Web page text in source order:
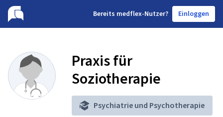
Bereits medflex-Nutzer? Einloggen
Praxis für
Soziotherapie
Psychiatrie und Psychotherapie